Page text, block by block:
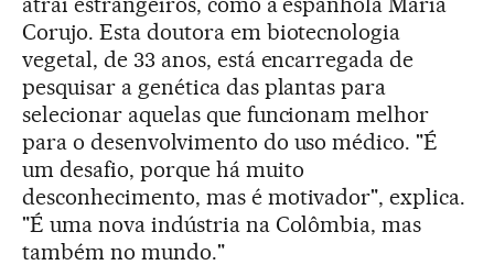
Corujo. Esta doutora em biotecnologia
vegetal, de 33 anos, está encarregada de
pesquisar a genética das plantas para
selecionar aquelas que funcionam melhor
para o desenvolvimento do uso médico. "É
um desafio, porque há muito
desconhecimento, mas é motivador", explica.
"É uma nova indústria na Colômbia, mas
também no mundo."